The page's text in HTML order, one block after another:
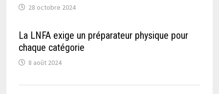
28 octobre 2024
La LNFA exige un préparateur physique pour
chaque catégorie
8 août 2024